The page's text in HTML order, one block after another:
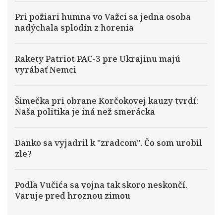
Pri požiari humna vo Važci sa jedna osoba
nadýchala splodín z horenia
Rakety Patriot PAC-3 pre Ukrajinu majú
vyrábať Nemci
Šimečka pri obrane Korčokovej kauzy tvrdí:
Naša politika je iná než smerácka
Danko sa vyjadril k "zradcom". Čo som urobil
zle?
Podľa Vučića sa vojna tak skoro neskončí.
Varuje pred hroznou zimou